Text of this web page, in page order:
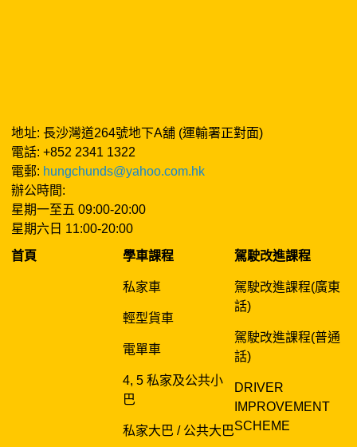
地址: 長沙灣道264號地下A舖 (運輸署正對面)
電話: +852 2341 1322
電郵: hungchunds@yahoo.com.hk
辦公時間:
星期一至五 09:00-20:00
星期六日 11:00-20:00
首頁
學車課程
私家車
輕型貨車
電單車
4, 5 私家及公共小
巴
私家大巴 / 公共大巴
駕駛改進課程
駕駛改進課程(廣東
話)
駕駛改進課程(普通
話)
DRIVER
IMPROVEMENT
SCHEME